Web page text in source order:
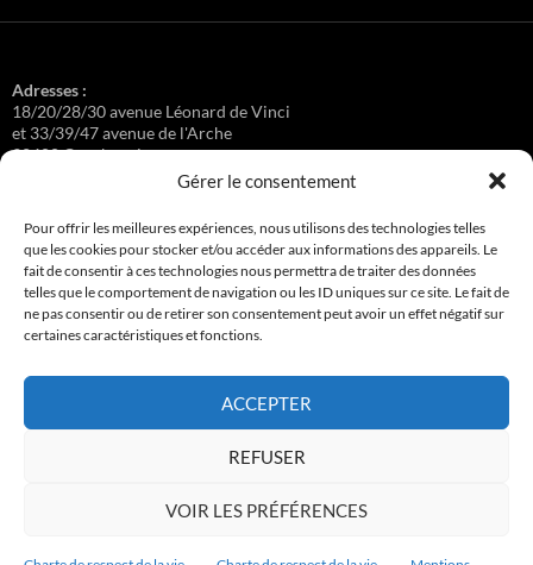
Gérer le consentement
Pour offrir les meilleures expériences, nous utilisons des technologies telles
que les cookies pour stocker et/ou accéder aux informations des appareils. Le
fait de consentir à ces technologies nous permettra de traiter des données
telles que le comportement de navigation ou les ID uniques sur ce site. Le fait de
ne pas consentir ou de retirer son consentement peut avoir un effet négatif sur
certaines caractéristiques et fonctions.
ACCEPTER
REFUSER
VOIR LES PRÉFÉRENCES
Adresses :
18/20/28/30 avenue Léonard de Vinci
et 33/39/47 avenue de l'Arche
92400 Courbevoie
Régisseuse :
Loge au 39 Avenue de l'Arche.
Connexion
Copyright © 2017-2026 résidence Apollonia 1